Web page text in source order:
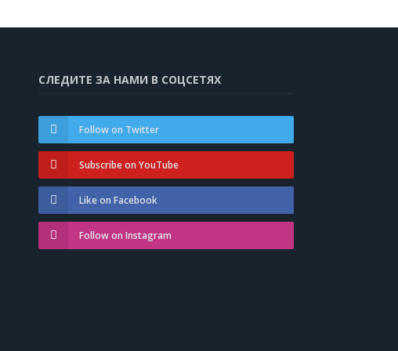
СЛЕДИТЕ ЗА НАМИ В СОЦСЕТЯХ
Follow on Twitter
Subscribe on YouTube
Like on Facebook
Follow on Instagram